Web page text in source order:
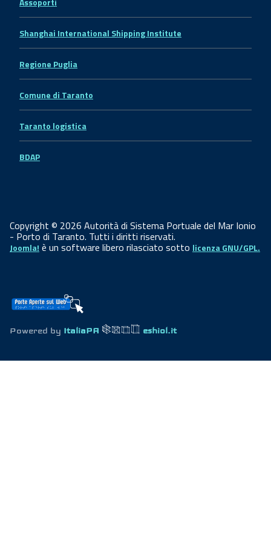
Shanghai International Shipping Institute
Regione Puglia
Comune di Taranto
Taranto logistica
BDAP
Copyright © 2026 Autorità di Sistema Portuale del Mar Ionio
- Porto di Taranto. Tutti i diritti riservati.
Joomla! è un software libero rilasciato sotto licenza GNU/GPL.
Powered by ItaliaPA eshiol.it